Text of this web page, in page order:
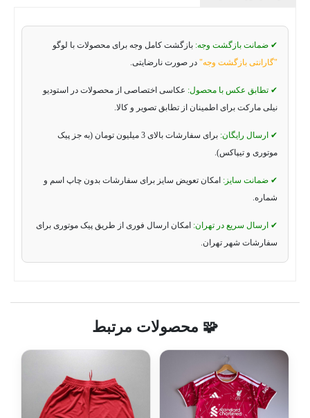
✔ ضمانت بازگشت وجه: بازگشت کامل وجه برای محصولات با لوگو
"گارانتی بازگشت وجه" در صورت نارضایتی.
✔ تطابق عکس با محصول: عکاسی اختصاصی از محصولات در استودیو
نیلی مارکت برای اطمینان از تطابق تصویر و کالا.
✔ ارسال رایگان:
برای سفارشات بالای 3 میلیون تومان (به جز پیک
موتوری و تیپاکس).
✔ ضمانت سایز: امکان تعویض سایز برای سفارشات بدون چاپ اسم و
شماره.
✔ ارسال سریع در تهران: امکان ارسال فوری از طریق پیک موتوری برای
سفارشات شهر تهران.
🧩 محصولات مرتبط